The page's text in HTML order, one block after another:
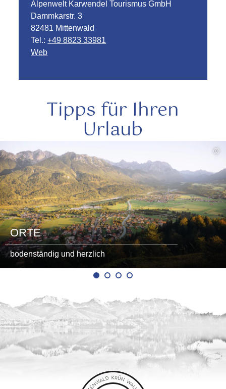
Alpenwelt Karwendel Tourismus GmbH
Dammkarstr. 3
82481 Mittenwald
Tel.:+49 8823 33981
Web
Tipps für Ihren
Urlaub
©
ORTE
bodenständig und herzlich